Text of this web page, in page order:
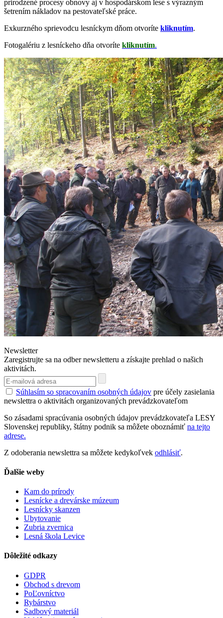
prirodzené procesy obnovy aj v hospodárskom lese s výrazným
šetrením nákladov na pestovateľské práce.
Exkurzného sprievodcu lesníckym dňom otvoríte kliknutím.
Fotogalériu z lesníckeho dňa otvoríte kliknutím.
Newsletter
Zaregistrujte sa na odber newsletteru a získajte prehlad o našich
aktivitách.
Súhlasím so spracovaním osobných údajov pre účely zasielania
newslettra o aktivitách organizovaných prevádzkovateľom
So zásadami spracúvania osobných údajov prevádzkovateľa LESY
Slovenskej republiky, štátny podnik sa môžete oboznámiť na tejto
adrese.
Z odoberania newslettra sa môžete kedykoľvek odhlásiť.
Ďalšie weby
Kam do prírody
Lesnícke a drevárske múzeum
Lesnícky skanzen
Ubytovanie
Zubria zvernica
Lesná škola Levice
Dôležité odkazy
GDPR
Obchod s drevom
PoĽovníctvo
Rybárstvo
Sadbový materiál